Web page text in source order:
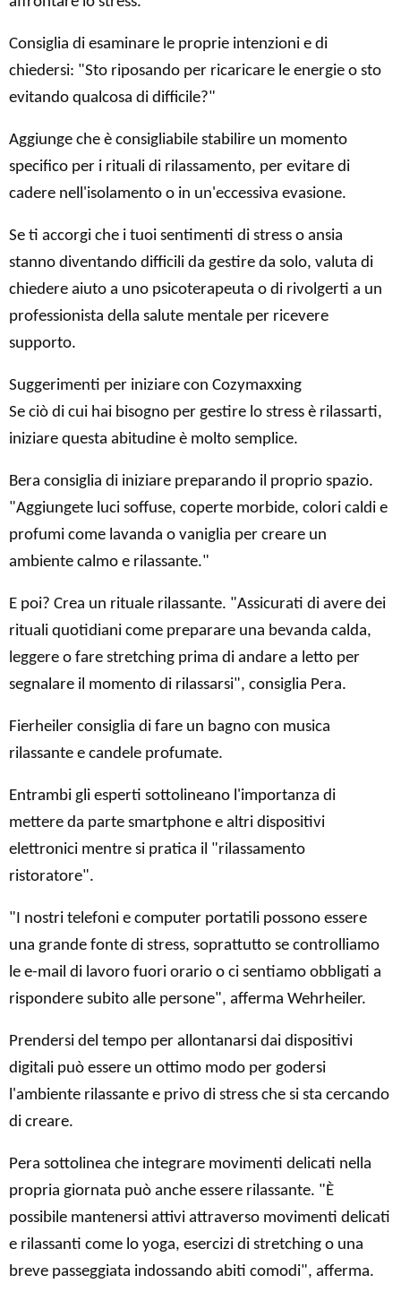
Consiglia di esaminare le proprie intenzioni e di
chiedersi: "Sto riposando per ricaricare le energie o sto
evitando qualcosa di difficile?"
Aggiunge che è consigliabile stabilire un momento
specifico per i rituali di rilassamento, per evitare di
cadere nell'isolamento o in un'eccessiva evasione.
Se ti accorgi che i tuoi sentimenti di stress o ansia
stanno diventando difficili da gestire da solo, valuta di
chiedere aiuto a uno psicoterapeuta o di rivolgerti a un
professionista della salute mentale per ricevere
supporto.
Suggerimenti per iniziare con Cozymaxxing
Se ciò di cui hai bisogno per gestire lo stress è rilassarti,
iniziare questa abitudine è molto semplice.
Bera consiglia di iniziare preparando il proprio spazio.
"Aggiungete luci soffuse, coperte morbide, colori caldi e
profumi come lavanda o vaniglia per creare un
ambiente calmo e rilassante."
E poi? Crea un rituale rilassante. "Assicurati di avere dei
rituali quotidiani come preparare una bevanda calda,
leggere o fare stretching prima di andare a letto per
segnalare il momento di rilassarsi", consiglia Pera.
Fierheiler consiglia di fare un bagno con musica
rilassante e candele profumate.
Entrambi gli esperti sottolineano l'importanza di
mettere da parte smartphone e altri dispositivi
elettronici mentre si pratica il "rilassamento
ristoratore".
"I nostri telefoni e computer portatili possono essere
una grande fonte di stress, soprattutto se controlliamo
le e-mail di lavoro fuori orario o ci sentiamo obbligati a
rispondere subito alle persone", afferma Wehrheiler.
Prendersi del tempo per allontanarsi dai dispositivi
digitali può essere un ottimo modo per godersi
l'ambiente rilassante e privo di stress che si sta cercando
di creare.
Pera sottolinea che integrare movimenti delicati nella
propria giornata può anche essere rilassante. "È
possibile mantenersi attivi attraverso movimenti delicati
e rilassanti come lo yoga, esercizi di stretching o una
breve passeggiata indossando abiti comodi", afferma.